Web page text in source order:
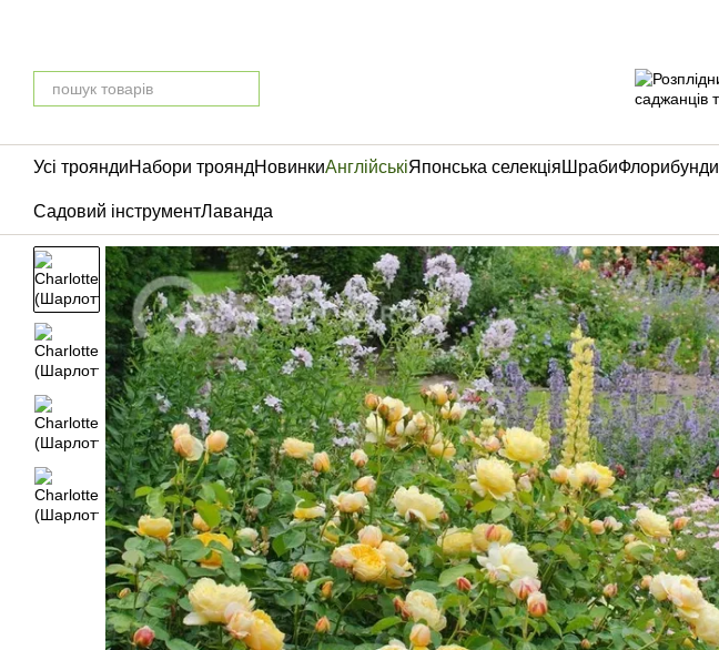
Усі трояндиНабори трояндНовинкиАнглійськіЯпонська селекція ШрабиФлорибунди
Садовий інструментЛаванда